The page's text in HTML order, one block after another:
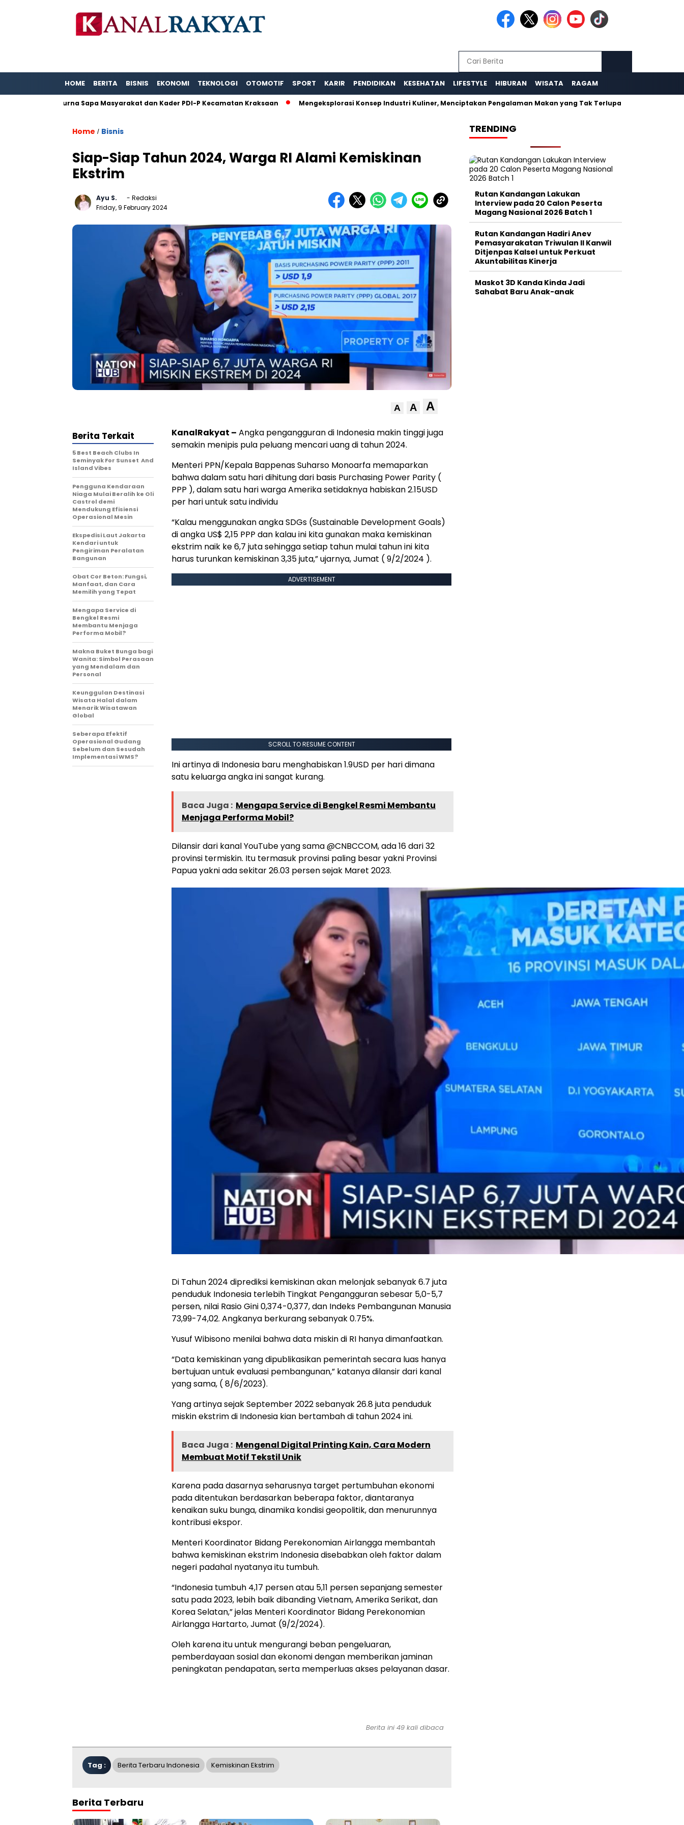
HOME BERITA BISNIS EKONOMI TEKNOLOGI OTOMOTIF SPORT KARIR PENDIDIKAN KESEHATAN LIFESTYLE HIBURAN WISATA RAGAM
Paripurna Sapa Masyarakat dan Kader PDI-P Kecamatan Kraksaan Mengeksplorasi Konsep Industri Kuliner, Menciptakan Pengalaman Makan yang Tak Terlupakan Wisata Nepal Van
Home / Bisnis
Siap-Siap Tahun 2024, Warga RI Alami Kemiskinan
Ekstrim
Ayu S.
- Redaksi
Friday, 9 February 2024
A A A
KanalRakyat – Angka pengangguran di Indonesia makin tinggi juga
semakin menipis pula peluang mencari uang di tahun 2024.
Menteri PPN/Kepala Bappenas Suharso Monoarfa memaparkan
bahwa dalam satu hari dihitung dari basis Purchasing Power Parity (
PPP ), dalam satu hari warga Amerika setidaknya habiskan 2.15USD
per hari untuk satu individu
“Kalau menggunakan angka SDGs (Sustainable Development Goals)
di angka US$ 2,15 PPP dan kalau ini kita gunakan maka kemiskinan
ekstrim naik ke 6,7 juta sehingga setiap tahun mulai tahun ini kita
harus turunkan kemiskinan 3,35 juta,” ujarnya, Jumat ( 9/2/2024 ).
ADVERTISEMENT
SCROLL TO RESUME CONTENT
Ini artinya di Indonesia baru menghabiskan 1.9USD per hari dimana
satu keluarga angka ini sangat kurang.
Baca Juga : Mengapa Service di Bengkel Resmi Membantu
Menjaga Performa Mobil?
Dilansir dari kanal YouTube yang sama @CNBCCOM, ada 16 dari 32
provinsi termiskin. Itu termasuk provinsi paling besar yakni Provinsi
Papua yakni ada sekitar 26.03 persen sejak Maret 2023.
Di Tahun 2024 diprediksi kemiskinan akan melonjak sebanyak 6.7 juta
penduduk Indonesia terlebih Tingkat Pengangguran sebesar 5,0-5,7
persen, nilai Rasio Gini 0,374-0,377, dan Indeks Pembangunan Manusia
73,99-74,02. Angkanya berkurang sebanyak 0.75%.
Yusuf Wibisono menilai bahwa data miskin di RI hanya dimanfaatkan.
“Data kemiskinan yang dipublikasikan pemerintah secara luas hanya
bertujuan untuk evaluasi pembangunan,” katanya dilansir dari kanal
yang sama, ( 8/6/2023).
Yang artinya sejak September 2022 sebanyak 26.8 juta penduduk
miskin ekstrim di Indonesia kian bertambah di tahun 2024 ini.
Baca Juga : Mengenal Digital Printing Kain, Cara Modern
Membuat Motif Tekstil Unik
Karena pada dasarnya seharusnya target pertumbuhan ekonomi
pada ditentukan berdasarkan beberapa faktor, diantaranya
kenaikan suku bunga, dinamika kondisi geopolitik, dan menurunnya
kontribusi ekspor.
Menteri Koordinator Bidang Perekonomian Airlangga membantah
bahwa kemiskinan ekstrim Indonesia disebabkan oleh faktor dalam
negeri padahal nyatanya itu tumbuh.
“Indonesia tumbuh 4,17 persen atau 5,11 persen sepanjang semester
satu pada 2023, lebih baik dibanding Vietnam, Amerika Serikat, dan
Korea Selatan,” jelas Menteri Koordinator Bidang Perekonomian
Airlangga Hartarto, Jumat (9/2/2024).
Oleh karena itu untuk mengurangi beban pengeluaran,
pemberdayaan sosial dan ekonomi dengan memberikan jaminan
peningkatan pendapatan, serta memperluas akses pelayanan dasar.
Berita Terkait
5 Best Beach Clubs In
Seminyak For Sunset And
Island Vibes
Pengguna Kendaraan
Niaga Mulai Beralih ke Oli
Castrol demi
Mendukung Efisiensi
Operasional Mesin
Ekspedisi Laut Jakarta
Kendari untuk
Pengiriman Peralatan
Bangunan
Obat Cor Beton: Fungsi,
Manfaat, dan Cara
Memilih yang Tepat
Mengapa Service di
Bengkel Resmi
Membantu Menjaga
Performa Mobil?
Makna Buket Bunga bagi
Wanita: Simbol Perasaan
yang Mendalam dan
Personal
Keunggulan Destinasi
Wisata Halal dalam
Menarik Wisatawan
Global
Seberapa Efektif
Operasional Gudang
Sebelum dan Sesudah
Implementasi WMS?
Berita ini 49 kali dibaca
Tag : Berita Terbaru Indonesia Kemiskinan Ekstrim
Berita Terbaru
TRENDING
Rutan Kandangan Lakukan
Interview pada 20 Calon Peserta
Magang Nasional 2026 Batch 1
Rutan Kandangan Hadiri Anev
Pemasyarakatan Triwulan II Kanwil
Ditjenpas Kalsel untuk Perkuat
Akuntabilitas Kinerja
Maskot 3D Kanda Kinda Jadi
Sahabat Baru Anak-anak